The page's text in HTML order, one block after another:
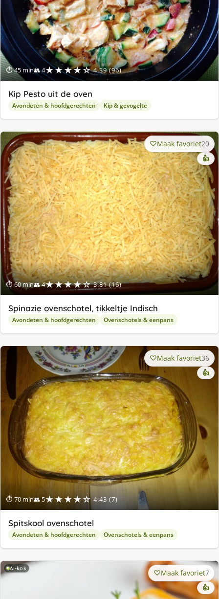
⏱ 45 min👥 4★★★★☆ 4.39 (96)
Kip Pesto uit de oven
Avondeten & hoofdgerechten Kip & gevogelte
⏱ 60 min👥 4★★★★☆ 3.81 (16)
Maak favoriet20
👍
Spinazie ovenschotel, tikkeltje Indisch
Avondeten & hoofdgerechten Ovenschotels & eenpans
⏱ 70 min👥 5★★★★☆ 4.43 (7)
Maak favoriet36
👍
Spitskool ovenschotel
Avondeten & hoofdgerechten Ovenschotels & eenpans
AI-kok Maak favoriet7
👍